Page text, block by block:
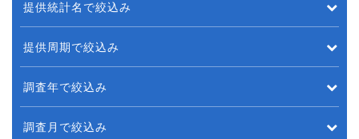
提供統計名で絞込み
提供周期で絞込み
調査年で絞込み
調査月で絞込み